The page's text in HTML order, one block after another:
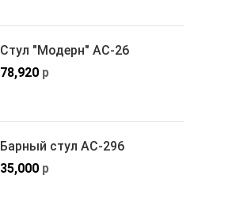
Стул "Модерн" АС-26
78,920 р
Барный стул АС-296
35,000 р